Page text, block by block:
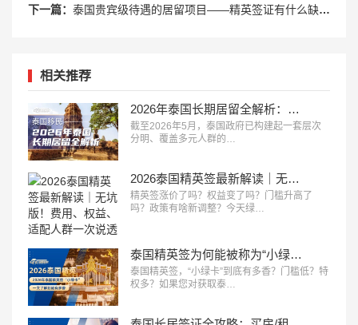
下一篇： 泰国贵宾级待遇的居留项目——精英签证有什么缺点？
相关推荐
2026年泰国长期居留全解析：八大合法路径，总有一条适合你
截至2026年5月，泰国政府已构建起一套层次
分明、覆盖多元人群的…
2026泰国精英签最新解读｜无坑版！费用、权益、适配人群一次说透
精英签涨价了吗？权益变了吗？门槛升高了
吗？政策有啥新调整？今天绿…
泰国精英签为何能被称为“小绿卡”？一文告诉你到底有多香！
泰国精英签，“小绿卡”到底有多香？门槛低？特
权多？如果您对获取泰…